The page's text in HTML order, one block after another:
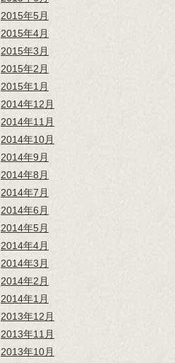
2015年5月
2015年4月
2015年3月
2015年2月
2015年1月
2014年12月
2014年11月
2014年10月
2014年9月
2014年8月
2014年7月
2014年6月
2014年5月
2014年4月
2014年3月
2014年2月
2014年1月
2013年12月
2013年11月
2013年10月